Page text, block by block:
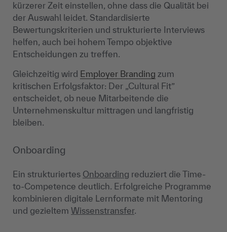
kürzerer Zeit einstellen, ohne dass die Qualität bei
der Auswahl leidet. Standardisierte
Bewertungskriterien und strukturierte Interviews
helfen, auch bei hohem Tempo objektive
Entscheidungen zu treffen.
Gleichzeitig wird Employer Branding zum
kritischen Erfolgsfaktor: Der „Cultural Fit”
entscheidet, ob neue Mitarbeitende die
Unternehmenskultur mittragen und langfristig
bleiben.
Onboarding
Ein strukturiertes Onboarding reduziert die Time-
to-Competence deutlich. Erfolgreiche Programme
kombinieren digitale Lernformate mit Mentoring
und gezieltem Wissenstransfer.